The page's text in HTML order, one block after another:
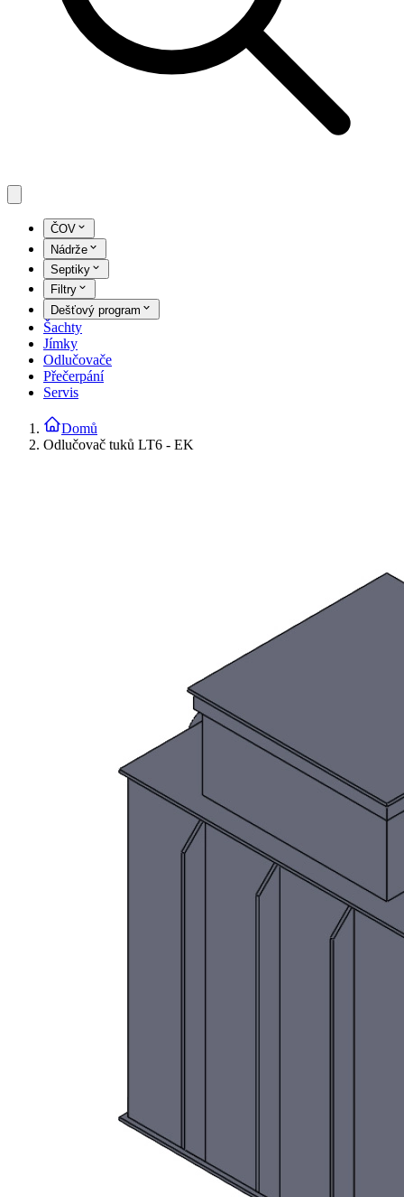
ČOV
Nádrže
Septiky
Filtry
Dešťový program
Šachty
Jímky
Odlučovače
Přečerpání
Servis
Domů
Odlučovač tuků LT6 - EK